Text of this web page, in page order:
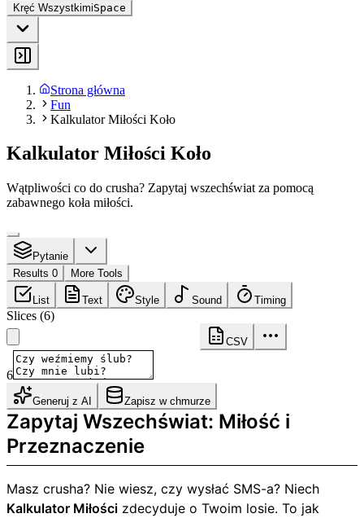
Kręć WszystkimiSpace
Strona główna
Fun
Kalkulator Miłości Koło
Kalkulator Miłości Koło
Wątpliwości co do crusha? Zapytaj wszechświat za pomocą
zabawnego koła miłości.
Pytanie
Results 0
More Tools
List Text Style Sound Timing
Slices (6)
CSV
6
Generuj z AI Zapisz w chmurze
Zapytaj Wszechświat: Miłość i
Przeznaczenie
Masz crusha? Nie wiesz, czy wysłać SMS-a? Niech
Kalkulator Miłości zdecyduje o Twoim losie. To jak